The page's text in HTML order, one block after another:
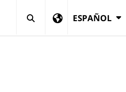
ESPAÑOL